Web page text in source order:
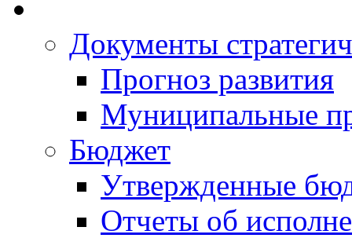
Документы
Прогноз развития
Муниципальные
Бюджет
Утвержденные
Отчеты об